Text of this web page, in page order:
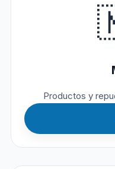
Productos y